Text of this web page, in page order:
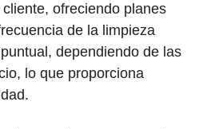
ofreciendo planes
de la limpieza
dependiendo de las
lo que proporciona